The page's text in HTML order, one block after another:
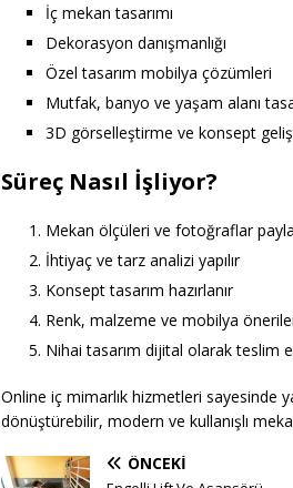
İç mekan tasarımı
Dekorasyon danışmanlığı
Özel tasarım mobilya çözümleri
Mutfak, banyo ve yaşam alanı
3D görselleştirme ve konsept
Süreç Nasıl İşliyor?
Mekan ölçüleri ve fotoğraflar
İhtiyaç ve tarz analizi yapılır
Konsept tasarım hazırlanır
Renk, malzeme ve mobilya
Nihai tasarım dijital olarak teslim
Online iç mimarlık hizmetleri sayesinde
dönüştürebilir, modern ve kullanışlı
ÖNCEKI